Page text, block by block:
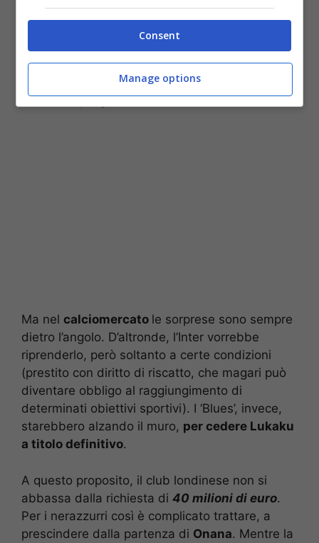
Ma nel calciomercato le sorprese sono sempre
dietro l’angolo. D’altronde, l’Inter vorrebbe
riprenderlo, però soltanto a certe condizioni
(prestito con diritto di riscatto, che magari può
diventare obbligo al raggiungimento di
determinati obiettivi sportivi). I ‘Blues’, invece,
starebbero alzando il muro, per cedere Lukaku
a titolo definitivo.
A questo proposito, il club londinese non si
abbassa dalla richiesta di 40 milioni di euro.
Per i nerazzurri così è complicato trattare, a
prescindere dalla partenza di Onana. Mentre la
Consent
Manage options